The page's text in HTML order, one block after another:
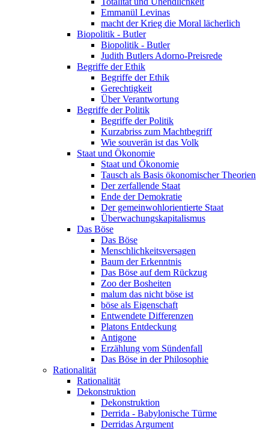
Emmanül Levinas
macht der Krieg die Moral lächerlich
Biopolitik - Butler
Biopolitik - Butler
Judith Butlers Adorno-Preisrede
Begriffe der Ethik
Begriffe der Ethik
Gerechtigkeit
Über Verantwortung
Begriffe der Politik
Begriffe der Politik
Kurzabriss zum Machtbegriff
Wie souverän ist das Volk
Staat und Ökonomie
Staat und Ökonomie
Tausch als Basis ökonomischer Theorien
Der zerfallende Staat
Ende der Demokratie
Der gemeinwohlorientierte Staat
Überwachungskapitalismus
Das Böse
Das Böse
Menschlichkeitsversagen
Baum der Erkenntnis
Das Böse auf dem Rückzug
Zoo der Bosheiten
malum das nicht böse ist
böse als Eigenschaft
Entwendete Differenzen
Platons Entdeckung
Antigone
Erzählung vom Sündenfall
Das Böse in der Philosophie
Rationalität
Rationalität
Dekonstruktion
Dekonstruktion
Derrida - Babylonische Türme
Derridas Argument